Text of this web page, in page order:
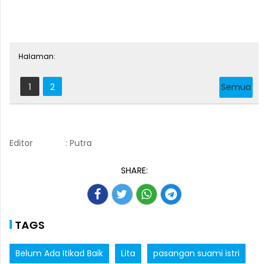
Halaman:
1 2 Semua
Editor : Putra
SHARE:
TAGS
Belum Ada Itikad Baik Lita pasangan suami istri